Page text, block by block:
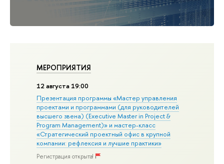
МЕРОПРИЯТИЯ
12августа 19:00
Презентация программы «Мастер управления
проектами и программами (для руководителей
высшего звена) (Executive Master in Project &
Program Management)» и мастер-класс
«Стратегический проектный офис в крупной
компании: рефлексия и лучшие практики»
Регистрация открыта!